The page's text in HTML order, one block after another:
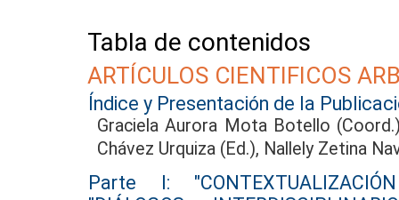
Tabla de contenidos
ARTÍCULOS CIENTIFICOS
Índice y Presentación de la
Graciela Aurora Mota Botello
Chávez Urquiza (Ed.), Nallely Zetina
Parte I: